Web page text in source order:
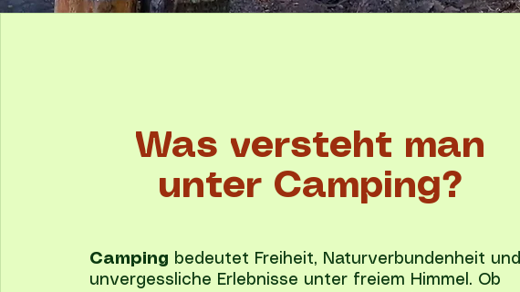
Was versteht man
unter Camping?
Camping bedeutet Freiheit, Naturverbundenheit und
unvergessliche Erlebnisse unter freiem Himmel. Ob